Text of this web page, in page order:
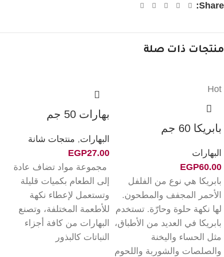
Share:
منتجات ذات صلة
Hot
بابريكا 60 جم
البهارات
EGP60.00
بابريكا هي نوع من الفلفل
الأحمر المجفف والمطحون.
لها نكهة حلوة وحارّة. تستخدم
بابريكا في العديد من الأطباق،
مثل الحساء واليخنة
والصلصات والشوربة واللحوم
بهارات 50 جم
البهارات, منتجات شانة
EGP27.00
مجموعة مواد تضاف عادة
إلى الطعام بكميات قليلة
وتستعمل لإعطاء نكهة
للأطعمة المختلفة، وتصنع
البهارات من كافة أجزاء
النباتات كالبذور